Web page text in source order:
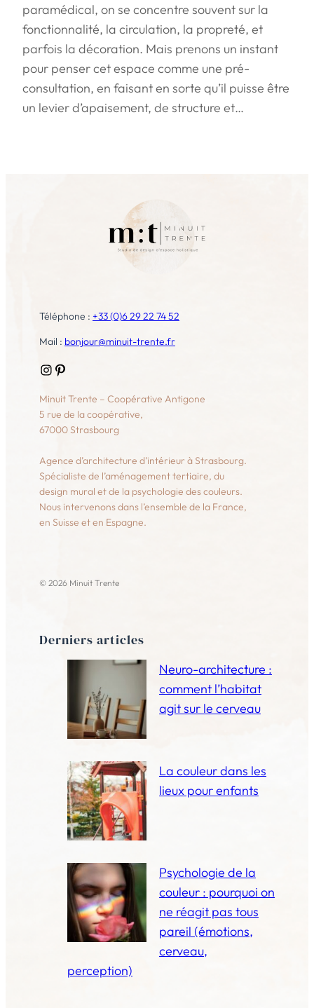
paramédical, on se concentre souvent sur la
fonctionnalité, la circulation, la propreté, et
parfois la décoration. Mais prenons un instant
pour penser cet espace comme une pré-
consultation, en faisant en sorte qu’il puisse être
un levier d’apaisement, de structure et…
Téléphone : +33 (0)6 29 22 74 52
Mail : bonjour@minuit-trente.fr
Instagram Pinterest
Minuit Trente – Coopérative Antigone
5 rue de la coopérative,
67000 Strasbourg
Agence d’architecture d’intérieur à Strasbourg.
Spécialiste de l’aménagement tertiaire, du
design mural et de la psychologie des couleurs.
Nous intervenons dans l’ensemble de la France,
en Suisse et en Espagne.
© 2026 Minuit Trente
Derniers articles
Neuro-architecture :
comment l’habitat
agit sur le cerveau
La couleur dans les
lieux pour enfants
Psychologie de la
couleur : pourquoi on
ne réagit pas tous
pareil (émotions,
cerveau,
perception)